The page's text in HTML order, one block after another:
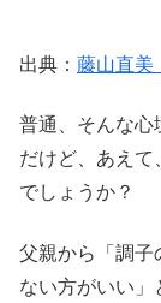
出典： 藤山直
普通、そんな心
だけど、あえて
でしょうか？
父親から「調子
ない方がいい」